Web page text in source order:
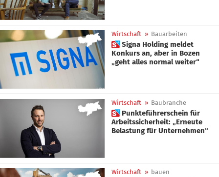
Wirtschaft » Bauarbeiten
 Signa Holding meldet
Konkurs an, aber in Bozen
„geht alles normal weiter“
Wirtschaft » Baubranche
 Punkteführerschein für
Arbeitssicherheit: „Erneute
Belastung für Unternehmen“
Wirtschaft » bauen